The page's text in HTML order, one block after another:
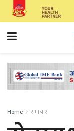
Home समाचार